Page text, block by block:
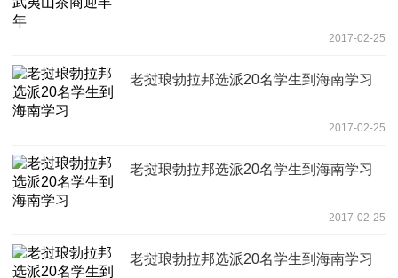
2017-02-25
老挝琅勃拉邦选派20名学生到海南学习
2017-02-25
老挝琅勃拉邦选派20名学生到海南学习
2017-02-25
老挝琅勃拉邦选派20名学生到海南学习